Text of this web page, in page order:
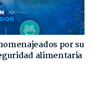
por su
alimentaria